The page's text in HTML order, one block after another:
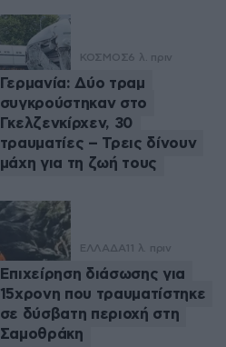
ΚΟΣΜΟΣ6 λ. πριν
Γερμανία: Δύο τραμ
συγκρούστηκαν στο
Γκελζενκίρχεν, 30
τραυματίες – Τρεις δίνουν
μάχη για τη ζωή τους
ΕΛΛΑΔΑ 11 λ. πριν
Επιχείρηση διάσωσης για
15χρονη που τραυματίστηκε
σε δύσβατη περιοχή στη
Σαμοθράκη